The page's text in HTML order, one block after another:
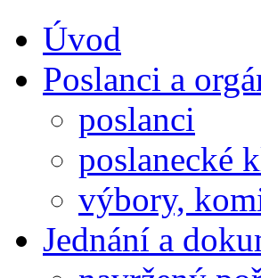
Úvod
Poslanci a
poslanci
poslanecké
výbory,
Jednání a